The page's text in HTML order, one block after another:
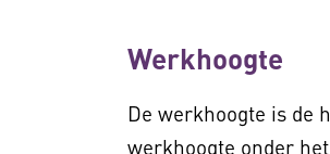
Werkhoogte
De werkhoogte is de
werkhoogte onder